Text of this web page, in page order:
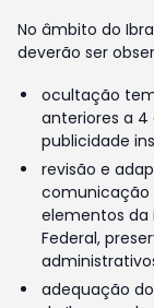
No âmbito do
deverão ser
ocultação
anteriores a 4
publicidade
revisão e
comunicação
elementos da
Federal,
adequação